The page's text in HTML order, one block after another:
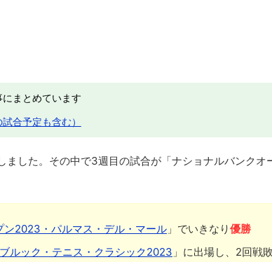
まとめています
合予定も含む）
した。その中で3週目の試合が「ナショナルバンクオ
ン2023・パルマス・デル・マール 」でいきなり優勝
ルック・テニス・クラシック2023 」に出場し、2回戦